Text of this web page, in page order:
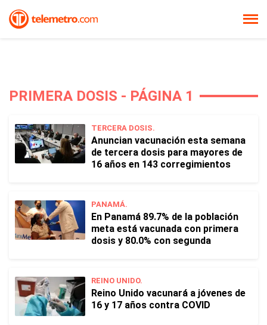
PRIMERA DOSIS - PÁGINA 1
TERCERA DOSIS.
Anuncian vacunación esta semana
de tercera dosis para mayores de
16 años en 143 corregimientos
PANAMÁ.
En Panamá 89.7% de la población
meta está vacunada con primera
dosis y 80.0% con segunda
REINO UNIDO.
Reino Unido vacunará a jóvenes de
16 y 17 años contra COVID